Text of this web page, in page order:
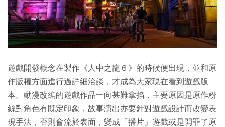
遊戲開發概念在製作《人中之龍６》的時候便出現，並和原
作版權方面進行過詳細洽談，才成為大家現在看到遊戲版
本。動漫改編的遊戲作品一向甚難拿掐，主要原因是原作粉
絲對角色有既定印象，故事演出亦要針對遊戲設計而改變表
現手法，否則會流於表面，變成「播片」遊戲或是開罪了原